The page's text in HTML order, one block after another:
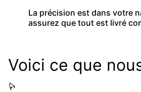
La précision est dans votre
assurez que tout est livré
Voici ce que